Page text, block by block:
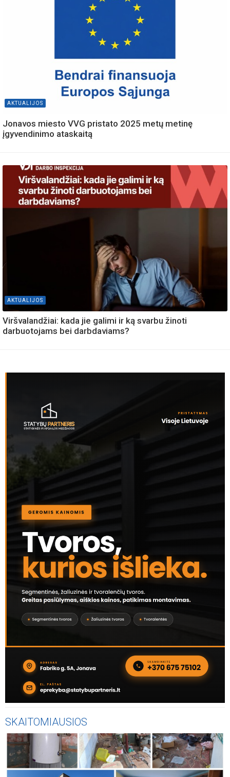
SKAITOMIAUSIOS
AKTUALIJOS
Jonavos miesto VVG pristato 2025 metų metinę
įgyvendinimo ataskaitą
AKTUALIJOS
Viršvalandžiai: kada jie galimi ir ką svarbu žinoti
darbuotojams bei darbdaviams?